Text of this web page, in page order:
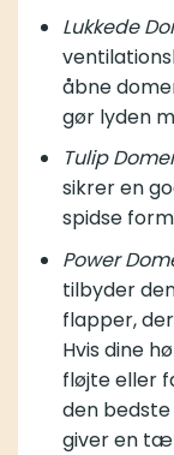
Lukkede
åbne
gør lyden
Tulip
sikrer en
spidse
Power
tilbyder
flapper,
Hvis dine
fløjte eller
den bedste
giver en